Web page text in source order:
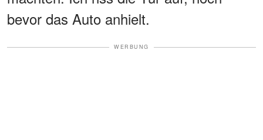
bevor das Auto anhielt.
WERBUNG